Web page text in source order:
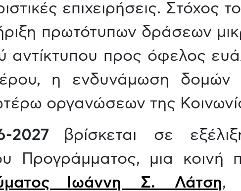
επιχειρήσεις. Στόχος
πρωτότυπων δράσεων
αντίκτυπου προς όφελος
η ενδυνάμωση δομών
οργανώσεων της
2027 βρίσκεται σε
Προγράμματος, μια κοινή
Ιωάννη Σ. Λάτση,